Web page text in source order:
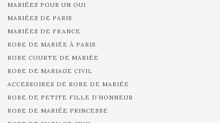
MARIÉES POUR UN OUI
MARIÉES DE PARIS
MARIÉES DE FRANCE
ROBE DE MARIÉE À PARIS
ROBE COURTE DE MARIÉE
ROBE DE MARIAGE CIVIL
ACCESSOIRES DE ROBE DE MARIÉE
ROBE DE PETITE FILLE D’HONNEUR
ROBE DE MARIÉE PRINCESSE